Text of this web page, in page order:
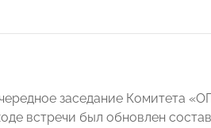
заседание Комитета
встречи был обновлен